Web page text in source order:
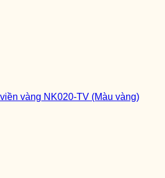
vàng NK020-TV (Màu vàng)